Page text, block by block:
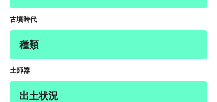
古墳時代
種類
土師器
出土状況